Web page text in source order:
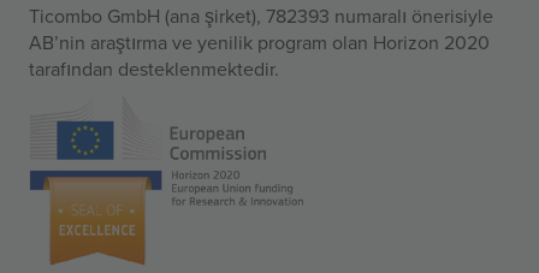
Ticombo GmbH (ana şirket), 782393 numaralı önerisiyle
AB’nin araştırma ve yenilik program olan Horizon 2020
tarafından desteklenmektedir.